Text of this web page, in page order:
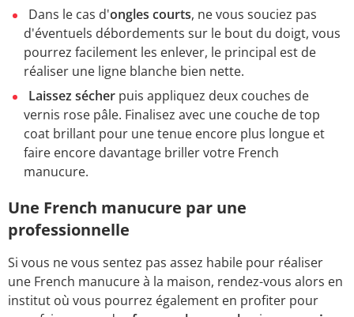
Dans le cas d'ongles courts, ne vous souciez pas
d'éventuels débordements sur le bout du doigt, vous
pourrez facilement les enlever, le principal est de
réaliser une ligne blanche bien nette.
Laissez sécher puis appliquez deux couches de
vernis rose pâle. Finalisez avec une couche de top
coat brillant pour une tenue encore plus longue et
faire encore davantage briller votre French
manucure.
Une French manucure par une
professionnelle
Si vous ne vous sentez pas assez habile pour réaliser
une French manucure à la maison, rendez-vous alors en
institut où vous pourrez également en profiter pour